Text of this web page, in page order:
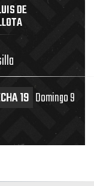
DE
19 Domingo 9